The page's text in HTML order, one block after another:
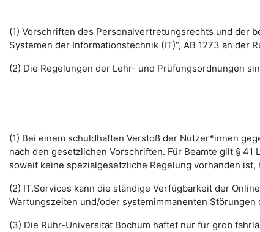
(1) Vorschriften des Personalvertretungsrechts und der
Systemen der Informationstechnik (IT)“, AB 1273 an
(2) Die Regelungen der Lehr- und Prüfungsordnungen
(1) Bei einem schuldhaften Verstoß der Nutzer*innen
nach den gesetzlichen Vorschriften. Für Beamte gilt §
soweit keine spezialgesetzliche Regelung vorhanden
(2) IT.Services kann die ständige Verfügbarkeit der
Wartungszeiten und/oder systemimmanenten
(3) Die Ruhr-Universität Bochum haftet nur für grob